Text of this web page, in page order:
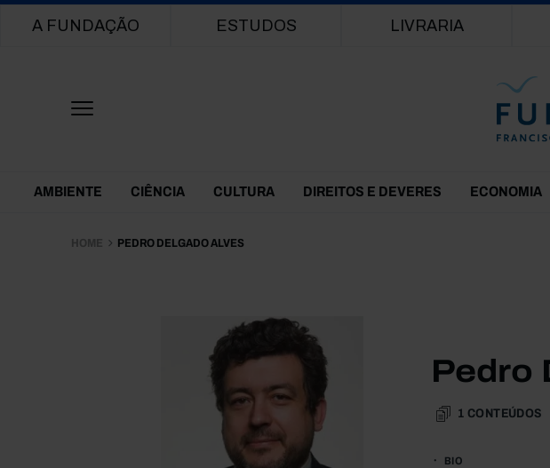
Main navigation
A FUNDAÇÃO ESTUDOS LIVRARIA
Themes Menu
AMBIENTE CIÊNCIA CULTURA DIREITOS E DEVERES ECONOMIA
HOME PEDRO DELGADO ALVES
Pedro
1 CONTEÚDOS
BIO